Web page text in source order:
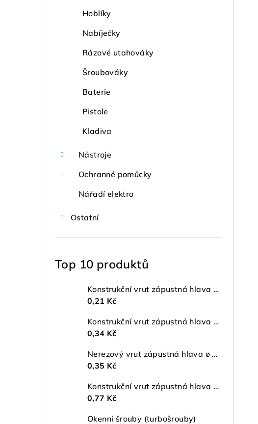
Hoblíky
Nabíječky
Rázové utahováky
Šroubováky
Baterie
Pistole
Kladiva
Nástroje
Ochranné pomůcky
Nářadí elektro
Ostatní
Top 10 produktů
Konstrukční vrut zápustná hlava ø 4 TX20 ZŽ
0,21 Kč
Konstrukční vrut zápustná hlava ø 5 TX25 ZŽ
0,34 Kč
Nerezový vrut zápustná hlava ø 4 mm TORX A2
0,35 Kč
Konstrukční vrut zápustná hlava ø 6 TX30 ZŽ
0,77 Kč
Okenní šrouby (turbošrouby)